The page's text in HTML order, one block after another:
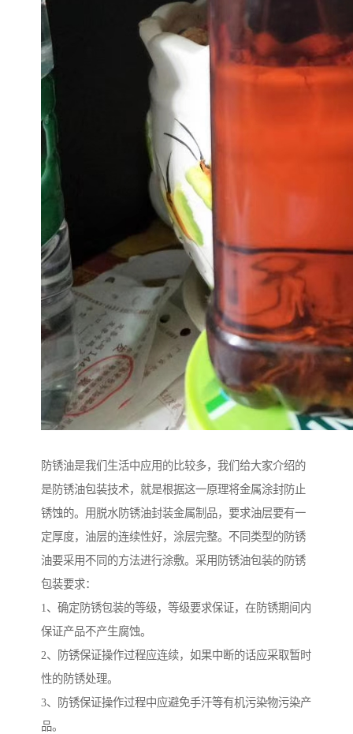
防锈油是我们生活中应用的比较多，我们给大家介绍的
是防锈油包装技术，就是根据这一原理将金属涂封防止
锈蚀的。用脱水防锈油封装金属制品，要求油层要有一
定厚度，油层的连续性好，涂层完整。不同类型的防锈
油要采用不同的方法进行涂敷。采用防锈油包装的防锈
包装要求：
1、确定防锈包装的等级，等级要求保证，在防锈期间内
保证产品不产生腐蚀。
2、防锈保证操作过程应连续，如果中断的话应采取暂时
性的防锈处理。
3、防锈保证操作过程中应避免手汗等有机污染物污染产
品。